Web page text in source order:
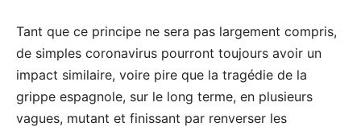
Tant que ce principe ne sera pas largement compris,
de simples coronavirus pourront toujours avoir un
impact similaire, voire pire que la tragédie de la
grippe espagnole, sur le long terme, en plusieurs
vagues, mutant et finissant par renverser les